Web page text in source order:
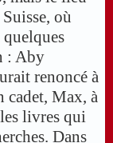
où
: Aby
renoncé à
cadet, Max, à
livres qui
Dans